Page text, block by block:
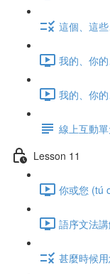
這個、這
我的、你
我的、你
線上互動
Lesson 11
你或您 (tú
語序文法
甚麼時候